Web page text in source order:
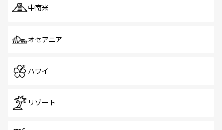
中南米
オセアニア
ハワイ
リゾート